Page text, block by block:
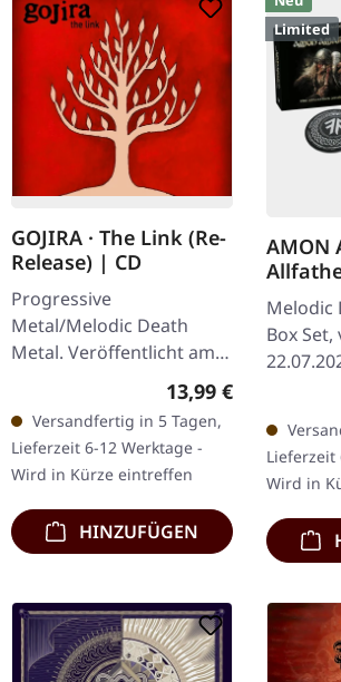
GOJIRA · The Link (Re-
Release) | CD
Progressive
Metal/Melodic Death
Metal. Veröffentlicht am
02.03.2012, auf Listenable
Records. CD im Jewelcase.
Bevor die Wale flogen und
das Fleisch…
Regulärer Preis:
13,99 €
Versandfertig in 5 Tagen,
Lieferzeit 6-12 Werktage -
Wird in Kürze eintreffen
HINZUFÜGEN
Limited
AMON
CD
Melodic
Box
Blade
Box mit
6-
Lieferzeit
Wird in